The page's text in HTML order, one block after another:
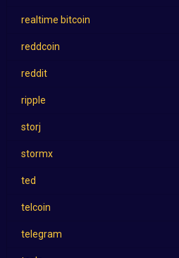
realtime bitcoin
reddcoin
reddit
ripple
storj
stormx
ted
telcoin
telegram